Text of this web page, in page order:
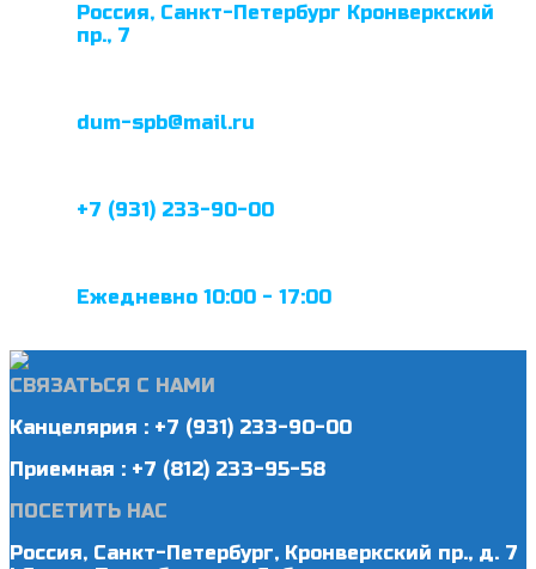
Россия, Санкт-Петербург Кронверкский
пр., 7
dum-spb@mail.ru
+7 (931) 233-90-00
Ежедневно 10:00 - 17:00
СВЯЗАТЬСЯ С НАМИ
Канцелярия : +7 (931) 233-90-00
Приемная : +7 (812) 233-95-58
ПОСЕТИТЬ НАС
Россия, Санкт-Петербург, Кронверкский пр., д. 7